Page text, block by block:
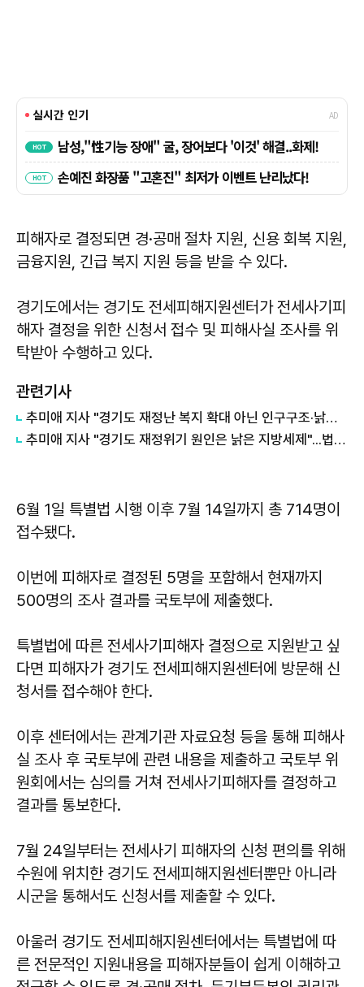
피해자로 결정되면 경·공매 절차 지원, 신용 회복 지원,
금융지원, 긴급 복지 지원 등을 받을 수 있다.
경기도에서는 경기도 전세피해지원센터가 전세사기피
해자 결정을 위한 신청서 접수 및 피해사실 조사를 위
탁받아 수행하고 있다.
관련기사
추미애 지사 "경기도 재정난 복지 확대 아닌 인구구조·낡은 세수체계 문제"
추미애 지사 "경기도 재정위기 원인은 낡은 지방세제"...법인지방소득세 배분 개편 촉구
6월 1일 특별법 시행 이후 7월 14일까지 총 714명이
접수됐다.
이번에 피해자로 결정된 5명을 포함해서 현재까지
500명의 조사 결과를 국토부에 제출했다.
특별법에 따른 전세사기피해자 결정으로 지원받고 싶
다면 피해자가 경기도 전세피해지원센터에 방문해 신
청서를 접수해야 한다.
이후 센터에서는 관계기관 자료요청 등을 통해 피해사
실 조사 후 국토부에 관련 내용을 제출하고 국토부 위
원회에서는 심의를 거쳐 전세사기피해자를 결정하고
결과를 통보한다.
7월 24일부터는 전세사기 피해자의 신청 편의를 위해
수원에 위치한 경기도 전세피해지원센터뿐만 아니라
시군을 통해서도 신청서를 제출할 수 있다.
아울러 경기도 전세피해지원센터에서는 특별법에 따
른 전문적인 지원내용을 피해자분들이 쉽게 이해하고